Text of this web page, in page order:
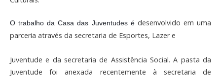
O trabalho da Casa das Juventudes é desenvolvido em uma
parceria através da secretaria de Esportes, Lazer e
Juventude e da secretaria de Assistência Social. A pasta da
Juventude foi anexada recentemente à secretaria de